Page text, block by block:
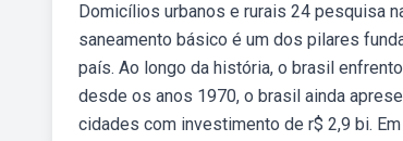
Domicílios urbanos e rurais 24 pesquisa
saneamento básico é um dos pilares
país. Ao longo da história, o brasil
desde os anos 1970, o brasil ainda
cidades com investimento de r$ 2,9 bi.